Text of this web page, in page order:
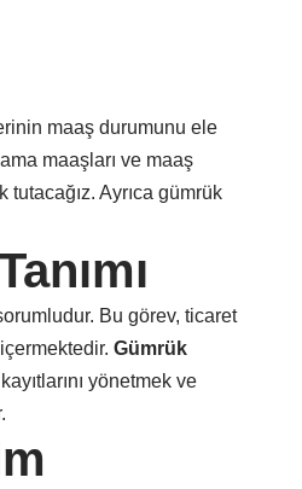
maaş durumunu ele
maaşları ve maaş
Ayrıca gümrük
Bu görev, ticaret
Gümrük
yönetmek ve